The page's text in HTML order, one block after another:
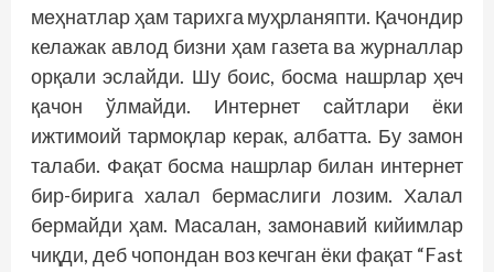
меҳнатлар ҳам тарихга муҳрланяпти. Қачондир
келажак авлод бизни ҳам газета ва журналлар
орқали эслайди. Шу боис, босма нашрлар ҳеч
қачон ўлмайди. Интернет сайтлари ёки
ижтимоий тармоқлар керак, албатта. Бу замон
талаби. Фақат босма нашрлар билан интернет
бир-бирига халал бермаслиги лозим. Халал
бермайди ҳам. Масалан, замонавий кийимлар
чиқди, деб чопондан воз кечган ёки фақат “Fast